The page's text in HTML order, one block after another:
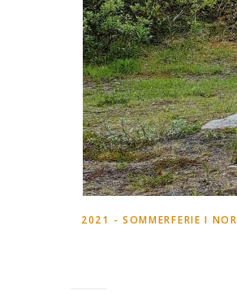
2021 - SOMMERFERIE I